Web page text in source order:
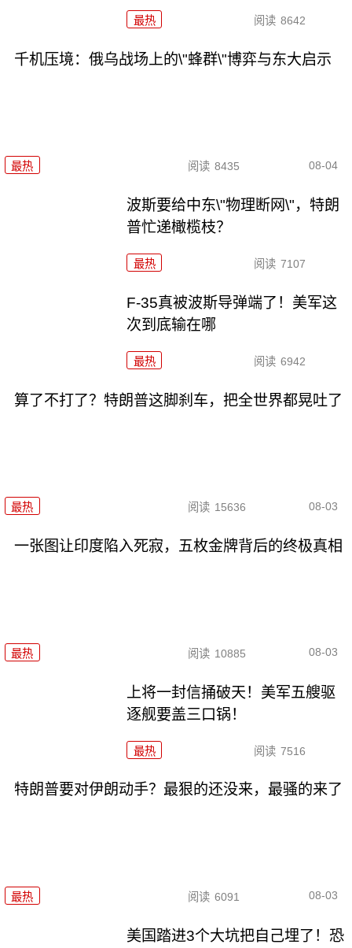
最热 阅读 8642
千机压境：俄乌战场上的\"蜂群\"博弈与东大启示
最热 阅读 8435 08-04
波斯要给中东\"物理断网\"，特朗
普忙递橄榄枝？
最热 阅读 7107
F-35真被波斯导弹端了！美军这
次到底输在哪
最热 阅读 6942
算了不打了？特朗普这脚刹车，把全世界都晃吐了
最热 阅读 15636 08-03
一张图让印度陷入死寂，五枚金牌背后的终极真相
最热 阅读 10885 08-03
上将一封信捅破天！美军五艘驱
逐舰要盖三口锅！
最热 阅读 7516
特朗普要对伊朗动手？最狠的还没来，最骚的来了
最热 阅读 6091 08-03
美国踏进3个大坑把自己埋了！恐